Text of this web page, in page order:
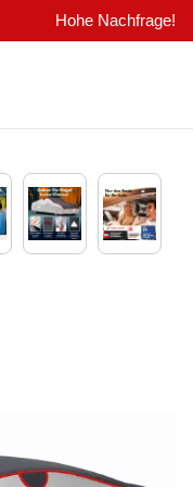
Hohe Nachfrage!